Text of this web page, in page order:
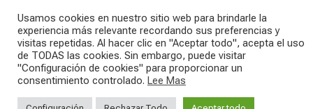
CONTACTOS
DOWNLOAD
NOVEDADES
REGISTRO DE GARANTÍA
Usamos cookies en nuestro sitio web para brindarle la
experiencia más relevante recordando sus preferencias y
visitas repetidas. Al hacer clic en "Aceptar todo", acepta el uso
de TODAS las cookies. Sin embargo, puede visitar
"Configuración de cookies" para proporcionar un
consentimiento controlado. Lee Mas